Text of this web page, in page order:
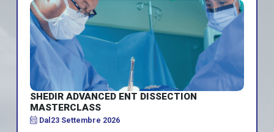
SHEDIR ADVANCED ENT DISSECTION
MASTERCLASS
Dal23 Settembre 2026